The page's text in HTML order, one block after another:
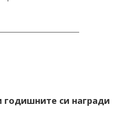
годишните си награди